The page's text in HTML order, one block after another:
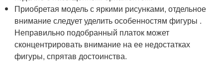
Приобретая модель с яркими рисунками, отдельное
внимание следует уделить особенностям фигуры .
Неправильно подобранный платок может
сконцентрировать внимание на ее недостатках
фигуры, спрятав достоинства.